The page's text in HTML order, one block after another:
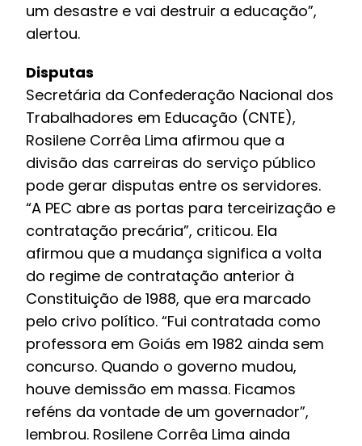
um desastre e vai destruir a educação”,
alertou.
Disputas
Secretária da Confederação Nacional dos
Trabalhadores em Educação (CNTE),
Rosilene Corrêa Lima afirmou que a
divisão das carreiras do serviço público
pode gerar disputas entre os servidores.
“A PEC abre as portas para terceirização e
contratação precária”, criticou. Ela
afirmou que a mudança significa a volta
do regime de contratação anterior à
Constituição de 1988, que era marcado
pelo crivo político. “Fui contratada como
professora em Goiás em 1982 ainda sem
concurso. Quando o governo mudou,
houve demissão em massa. Ficamos
reféns da vontade de um governador”,
lembrou. Rosilene Corrêa Lima ainda